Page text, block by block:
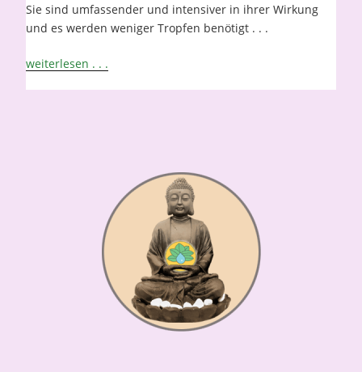
Sie sind umfassender und intensiver in ihrer Wirkung
und es werden weniger Tropfen benötigt . . .
weiterlesen . . .